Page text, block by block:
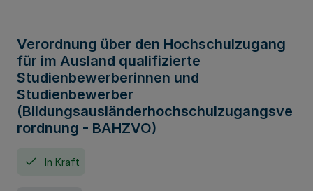
Verordnung über den Hochschulzugang
für im Ausland qualifizierte
Studienbewerberinnen und
Studienbewerber
(Bildungsausländerhochschulzugangsve
rordnung - BAHZVO)
In Kraft